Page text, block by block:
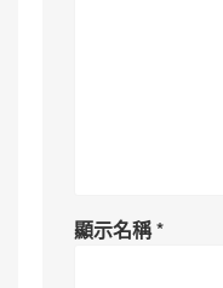
顯示名稱*